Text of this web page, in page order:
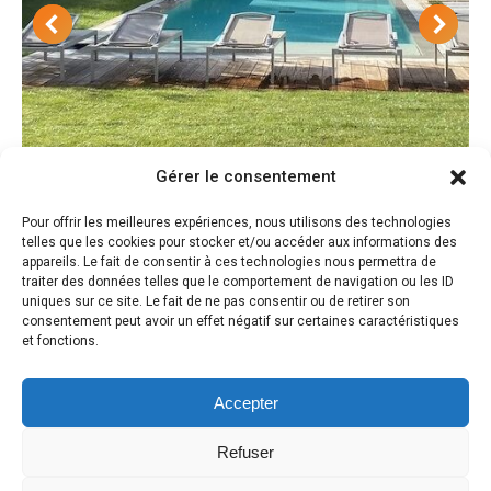
Gérer le consentement
Pour offrir les meilleures expériences, nous utilisons des technologies
telles que les cookies pour stocker et/ou accéder aux informations des
appareils. Le fait de consentir à ces technologies nous permettra de
traiter des données telles que le comportement de navigation ou les ID
uniques sur ce site. Le fait de ne pas consentir ou de retirer son
consentement peut avoir un effet négatif sur certaines caractéristiques
et fonctions.
Accepter
Refuser
Le jardin contemporain d’une propriété –
Pernes les Fontaines – Luberon
Parcs & Jardins paysagers